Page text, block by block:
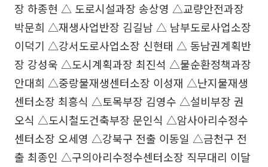
장 하종현 △ 도로시설과장 송상영 △교량안전과장
박문희 △재생사업반장 김길남 △ 남부도로사업소장
이덕기 △강서도로사업소장 신현태 △ 동남권계획반
장 강성욱 △도시계획과장 최진석 △물순환정책과장
안대희 △중랑물재생센터소장 이성재 △난지물재생
센터소장 최흥식 △토목부장 김영수 △설비부장 권
오식 △도시철도건축부장 문인식 △암사아리수정수
센터소장 오세영 △강북구 전출 이동일 △금천구 전
출 최종인 △구의아리수정수센터소장 직무대리 이달